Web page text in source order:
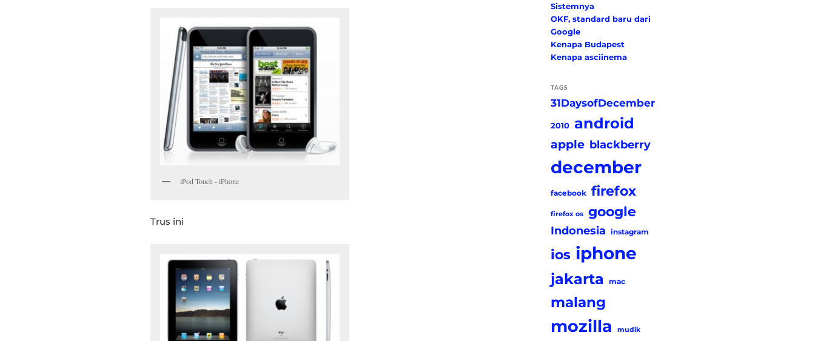
iPod Touch - iPhone
Trus ini
Sistemnya
OKF, standard baru dari
Google
Kenapa Budapest
Kenapa asciinema
TAGS
31DaysofDecember
2010 android
apple blackberry
december
facebook firefox
firefox os google
Indonesia instagram
ios iphone
jakarta mac
malang
mozilla mudik